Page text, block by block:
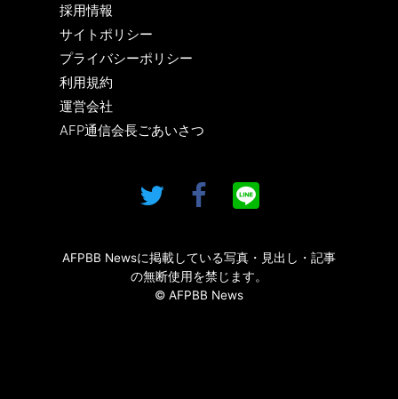
採用情報
サイトポリシー
プライバシーポリシー
利用規約
運営会社
AFP通信会長ごあいさつ
AFPBB Newsに掲載している写真・見出し・記事
の無断使用を禁じます。
© AFPBB News